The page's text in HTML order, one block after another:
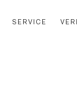
SERVICE